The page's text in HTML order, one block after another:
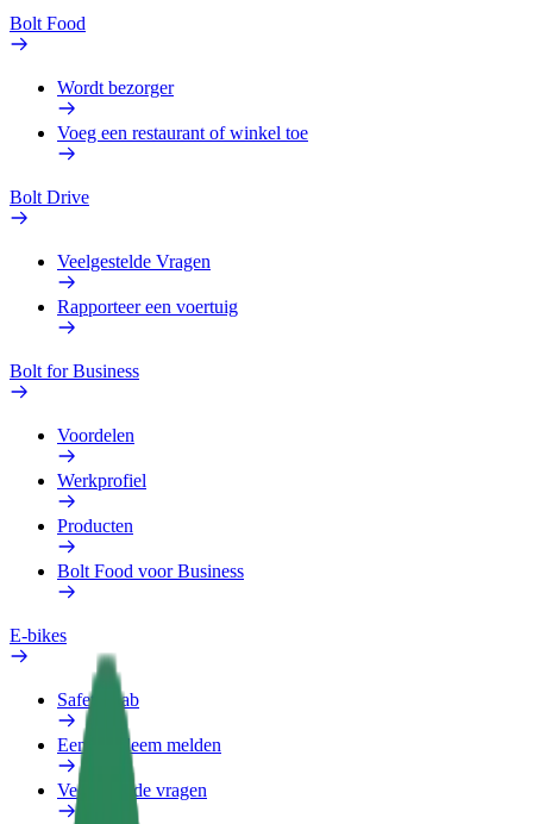
Bolt Food
Wordt bezorger
Voeg een restaurant of winkel toe
Bolt Drive
Veelgestelde Vragen
Rapporteer een voertuig
Bolt for Business
Voordelen
Werkprofiel
Producten
Bolt Food voor Business
E-bikes
Safety Lab
Een probleem melden
Veelgestelde vragen